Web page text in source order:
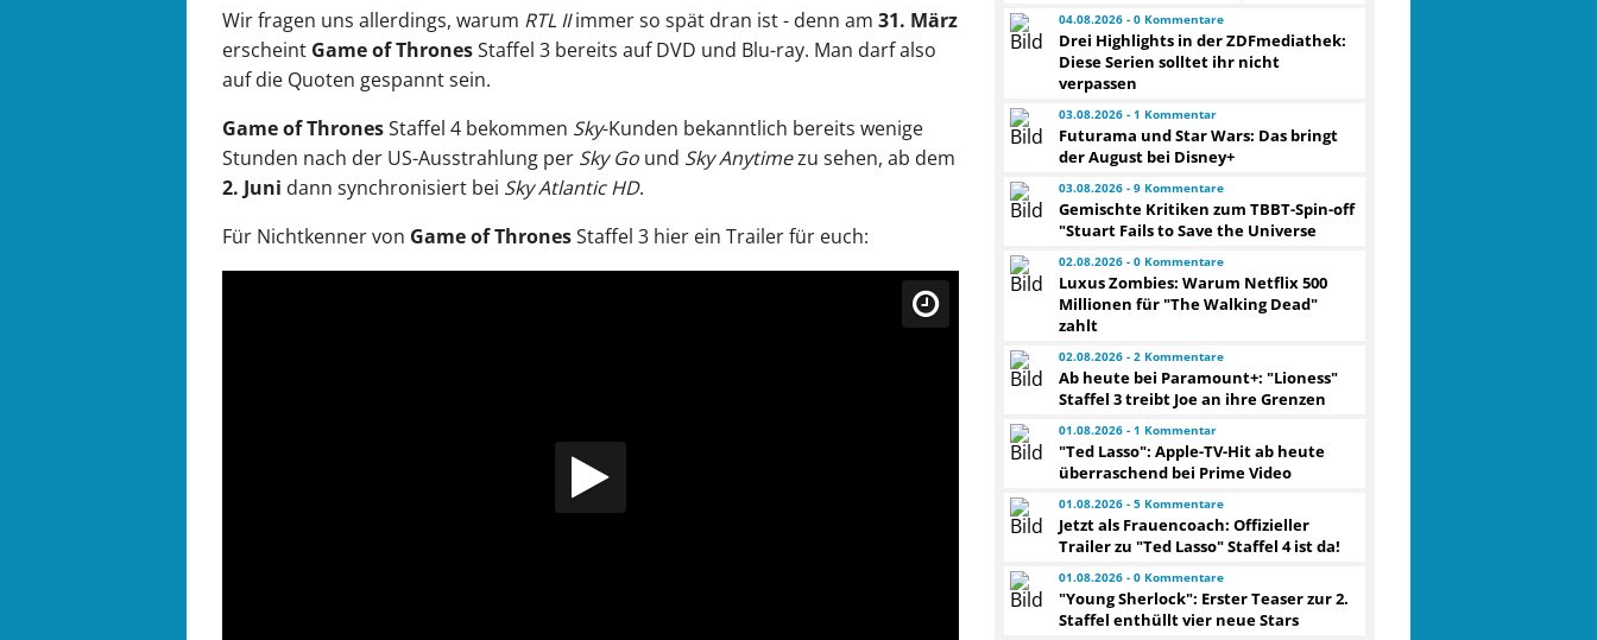
Wir fragen uns allerdings, warum RTL IIimmer so spät dran ist - denn am 31. März
erscheint Game of ThronesStaffel 3 bereits auf DVD und Blu-ray. Man darf also
auf die Quoten gespannt sein.
Game of ThronesStaffel 4 bekommen Sky-Kunden bekanntlich bereits wenige
Stunden nach der US-Ausstrahlung per Sky Go und Sky Anytimezu sehen, ab dem
2. Juni dann synchronisiert bei Sky Atlantic HD.
Für Nichtkenner von Game of ThronesStaffel 3 hier ein Trailer für euch:
04.08.2026 - 0 Kommentare
Drei Highlights in der ZDFmediathek:
Diese Serien solltet ihr nicht
verpassen
03.08.2026 - 1 Kommentar
Futurama und Star Wars: Das bringt
der August bei Disney+
03.08.2026 - 9 Kommentare
Gemischte Kritiken zum TBBT-Spin-off
"Stuart Fails to Save the Universe
02.08.2026 - 0 Kommentare
Luxus Zombies: Warum Netflix 500
Millionen für "The Walking Dead"
zahlt
02.08.2026 - 2 Kommentare
Ab heute bei Paramount+: "Lioness"
Staffel 3 treibt Joe an ihre Grenzen
01.08.2026 - 1 Kommentar
"Ted Lasso": Apple-TV-Hit ab heute
überraschend bei Prime Video
01.08.2026 - 5 Kommentare
Jetzt als Frauencoach: Offizieller
Trailer zu "Ted Lasso" Staffel 4 ist da!
01.08.2026 - 0 Kommentare
"Young Sherlock": Erster Teaser zur 2.
Staffel enthüllt vier neue Stars